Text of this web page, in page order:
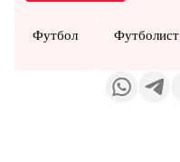
Футбол Футболист